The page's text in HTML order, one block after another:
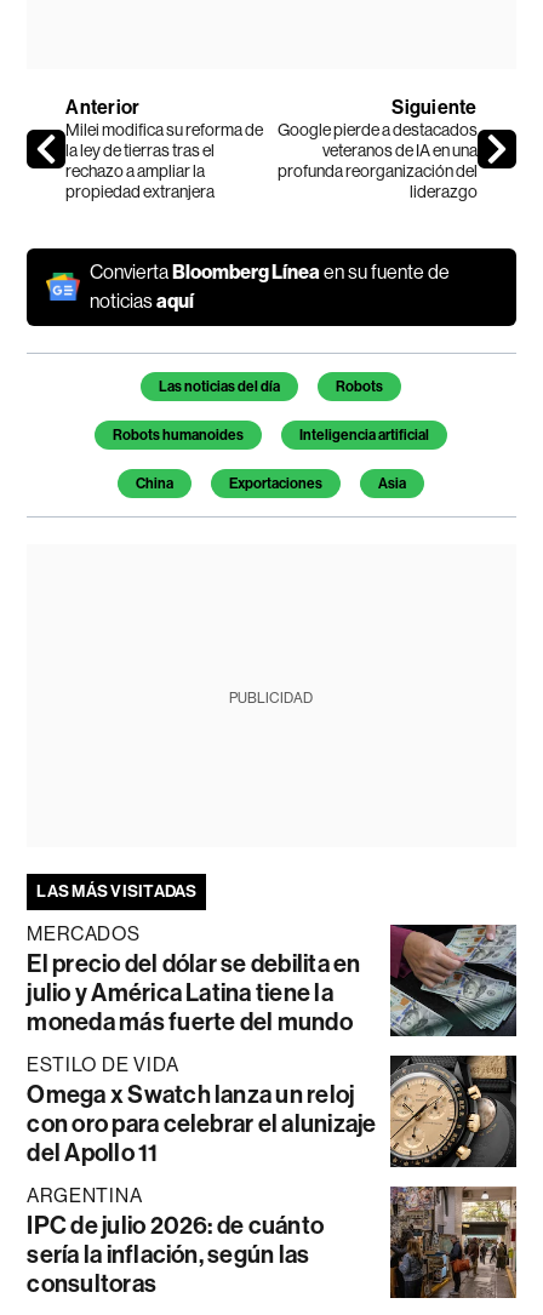
Anterior
Milei modifica su reforma de
la ley de tierras tras el
rechazo a ampliar la
propiedad extranjera
Siguiente
Google pierde a destacados
veteranos de IA en una
profunda reorganización del
liderazgo
ConviertaBloomberg Línea en su fuente de
noticiasaquí
Temas de este artículo
Las noticias del día Robots
Robots humanoides Inteligencia artificial
China Exportaciones Asia
PUBLICIDAD
LAS MÁS VISITADAS
MERCADOS
El precio del dólar se debilita en
julio y América Latina tiene la
moneda más fuerte del mundo
ESTILO DE VIDA
Omega x Swatch lanza un reloj
con oro para celebrar el alunizaje
del Apollo 11
ARGENTINA
IPC de julio 2026: de cuánto
sería la inflación, según las
consultoras